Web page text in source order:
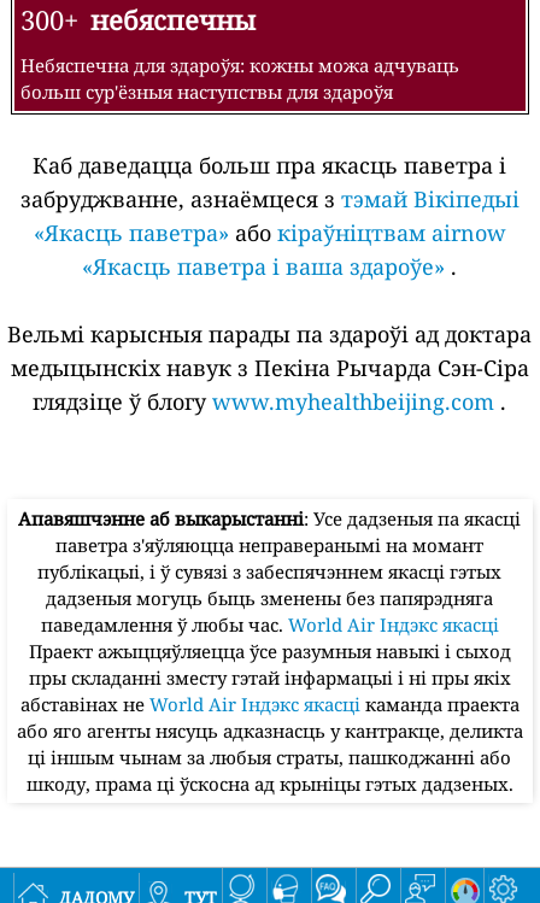
300+ небяспечны
Небяспечна для здароўя: кожны можа адчуваць
больш сур'ёзныя наступствы для здароўя
Каб даведацца больш пра якасць паветра і
забруджванне, азнаёмцеся з тэмай Вікіпедыі
«Якасць паветра» або кіраўніцтвам airnow
«Якасць паветра і ваша здароўе» .
Вельмі карысныя парады па здароўі ад доктара
медыцынскіх навук з Пекіна Рычарда Сэн-Сіра
глядзіце ў блогуwww.myhealthbeijing.com .
Апавяшчэнне аб выкарыстанні: Усе дадзеныя па якасці
паветра з'яўляюцца неправеранымі на момант
публікацыі, і ў сувязі з забеспячэннем якасці гэтых
дадзеныя могуць быць зменены без папярэдняга
паведамлення ў любы час. World Air Індэкс якасці
Праект ажыццяўляецца ўсе разумныя навыкі і сыход
пры складанні зместу гэтай інфармацыі і ні пры якіх
абставінах не World Air Індэкс якасці каманда праекта
або яго агенты нясуць адказнасць у кантракце, деликта
ці іншым чынам за любыя страты, пашкоджанні або
шкоду, прама ці ўскосна ад крыніцы гэтых дадзеных.
дадому тут